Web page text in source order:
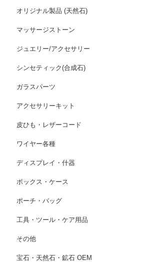
オリジナル製品 (天然石)
マッサージストーン
ジュエリー/アクセサリー
シンセティック(合成石)
ガラスパーツ
アクセサリーキット
皮ひも・レザーコード
ワイヤー各種
ディスプレイ・什器
ボックス・ケース
ポーチ・バッグ
工具・ツール・ケア用品
その他
宝石・天然石・鉱石 OEM